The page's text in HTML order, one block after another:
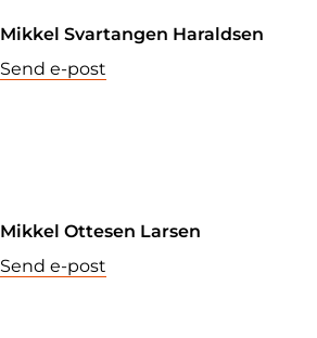
Mikkel Svartangen Haraldsen
Send e-post
Mikkel Ottesen Larsen
Send e-post